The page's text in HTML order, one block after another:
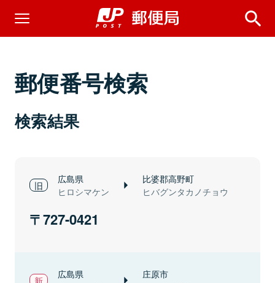
郵便番号検索
検索結果
広島県
ヒロシマケン
比婆郡高野町
ヒバグンタカノチョウ
727-0421
広島県 庄原市